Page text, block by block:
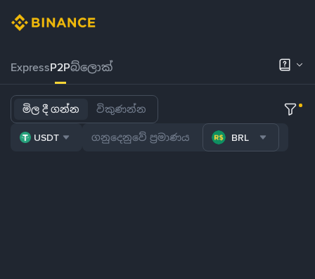
ExpressP2Pබ්ලොක්
මිල දී ගන්න විකුණන්න
USDT BRL